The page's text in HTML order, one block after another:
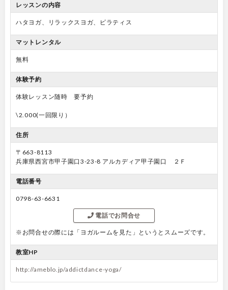
レッスンの内容
ハタヨガ、リラックスヨガ、ピラティス
マットレンタル
無料
体験予約
体験レッスン随時 要予約
\2.000(一回限り）
住所
〒663-8113
兵庫県西宮市甲子園口3-23-8 アルカディア甲子園口 ２Ｆ
電話番号
0798-63-6631
電話でお問合せ
※お問合せの際には「ヨガルームを見た」というとスムーズです。
教室HP
http://ameblo.jp/addictdance-yoga/